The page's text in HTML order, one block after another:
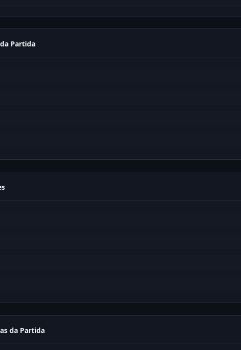
Partida
da Partida